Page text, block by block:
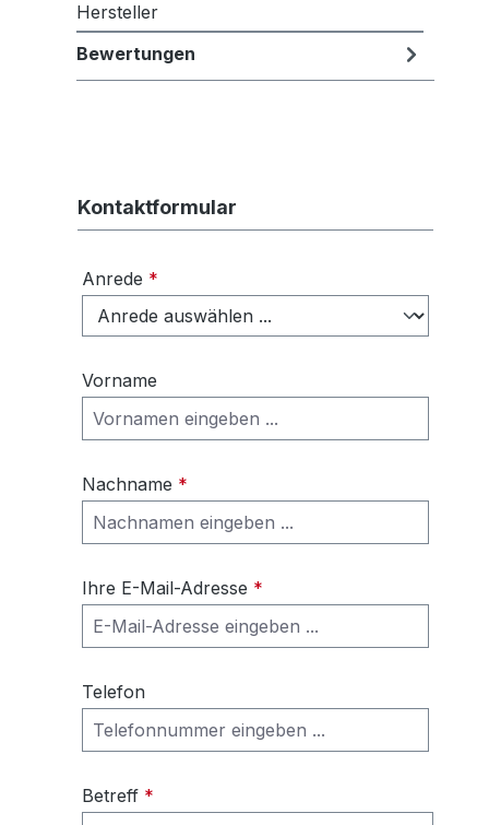
Hersteller
Bewertungen
Kontaktformular
Anrede *
Vorname
Nachname *
Ihre E-Mail-Adresse *
Telefon
Betreff *